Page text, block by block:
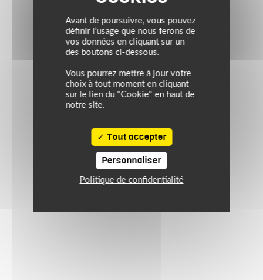
Avant de poursuivre, vous pouvez
définir l’usage que nous ferons de
vos données en cliquant sur un
des boutons ci-dessous.
Vous pourrez mettre à jour votre
choix à tout moment en cliquant
sur le lien du "Cookie" en haut de
notre site.
Tout accepter
Personnaliser
Politique de confidentialité